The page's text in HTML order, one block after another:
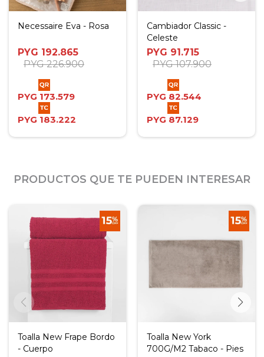
Necessaire Eva - Rosa
PYG 192.865
PYG 226.900
PYG 173.579
PYG 183.222
Cambiador Classic -
Celeste
PYG 91.715
PYG 107.900
PYG 82.544
PYG 87.129
PRODUCTOS QUE TE PUEDEN INTERESAR
Toalla New Frape Bordo
- Cuerpo
Toalla New York
700G/M2 Tabaco - Pies